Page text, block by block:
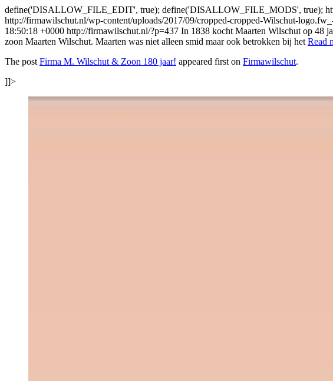
define('DISALLOW_FILE_EDIT', true); define('DISALLOW_FILE_MODS', true);
http://firmawilschut.nl/wp-content/uploads/2017/09/cropped-cropped-Wilschut-
18:50:18 +0000 http://firmawilschut.nl/?p=437 In 1838 kocht Maarten Wilschut op 48
zoon Maarten Wilschut. Maarten was niet alleen smid maar ook betrokken bij het Read
The post Firma M. Wilschut & Zoon 180 jaar! appeared first on Firmawilschut.
]]>